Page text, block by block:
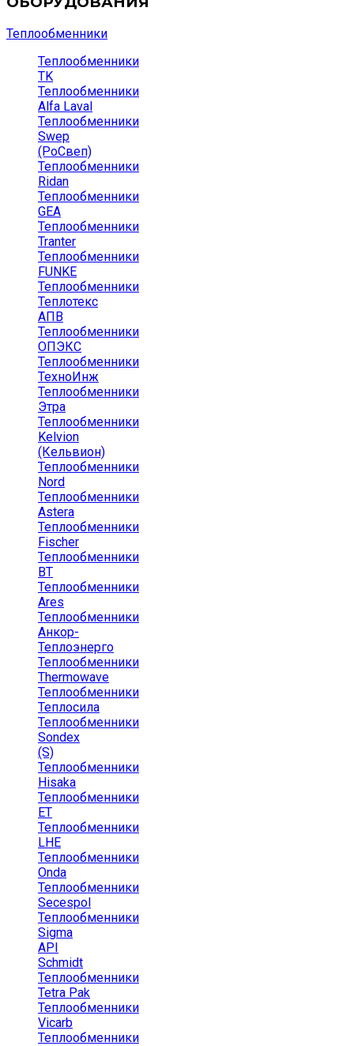
Теплообменники
Теплообменники
TK
Теплообменники
Alfa Laval
Теплообменники
Swep
(РоСвеп)
Теплообменники
Ridan
Теплообменники
GEA
Теплообменники
Tranter
Теплообменники
FUNKE
Теплообменники
Теплотекс
АПВ
Теплообменники
ОПЭКС
Теплообменники
ТехноИнж
Теплообменники
Этра
Теплообменники
Kelvion
(Кельвион)
Теплообменники
Nord
Теплообменники
Astera
Теплообменники
Fischer
Теплообменники
ВТ
Теплообменники
Ares
Теплообменники
Анкор-
Теплоэнерго
Теплообменники
Thermowave
Теплообменники
Теплосила
Теплообменники
Sondex
(S)
Теплообменники
Hisaka
Теплообменники
ЕТ
Теплообменники
LHE
Теплообменники
Onda
Теплообменники
Secespol
Теплообменники
Sigma
API
Schmidt
Теплообменники
Tetra Pak
Теплообменники
Vicarb
Теплообменники